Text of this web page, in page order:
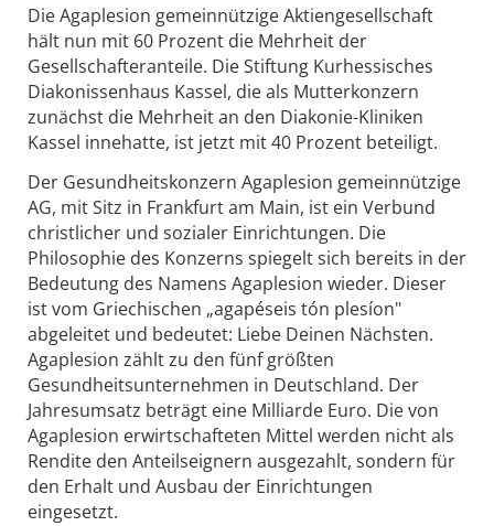
Die Agaplesion gemeinnützige Aktiengesellschaft
hält nun mit 60 Prozent die Mehrheit der
Gesellschafteranteile. Die Stiftung Kurhessisches
Diakonissenhaus Kassel, die als Mutterkonzern
zunächst die Mehrheit an den Diakonie-Kliniken
Kassel innehatte, ist jetzt mit 40 Prozent beteiligt.
Der Gesundheitskonzern Agaplesion gemeinnützige
AG, mit Sitz in Frankfurt am Main, ist ein Verbund
christlicher und sozialer Einrichtungen. Die
Philosophie des Konzerns spiegelt sich bereits in der
Bedeutung des Namens Agaplesion wieder. Dieser
ist vom Griechischen „agapéseis tón plesíon"
abgeleitet und bedeutet: Liebe Deinen Nächsten.
Agaplesion zählt zu den fünf größten
Gesundheitsunternehmen in Deutschland. Der
Jahresumsatz beträgt eine Milliarde Euro. Die von
Agaplesion erwirtschafteten Mittel werden nicht als
Rendite den Anteilseignern ausgezahlt, sondern für
den Erhalt und Ausbau der Einrichtungen
eingesetzt.